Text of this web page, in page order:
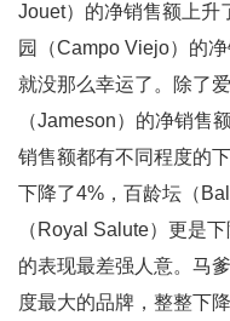
Jouet）的净销售额上升
园（Campo Viejo）的
就没那么幸运了。除了
（Jameson）的净销售
销售额都有不同程度的
下降了4%，百龄坛（
（Royal Salute）更
的表现最差强人意。马
度最大的品牌，整整下